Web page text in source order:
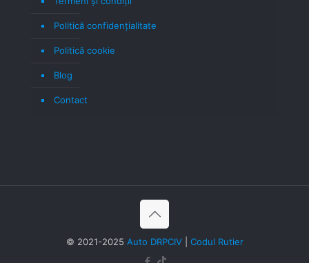
Politică confidenţialitate
Politică cookie
Blog
Contact
© 2021-2025 Auto DRPCIV| Codul Rutier